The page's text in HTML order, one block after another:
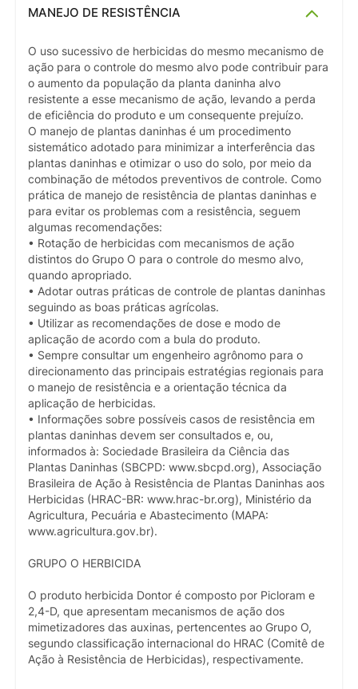
MANEJO DE RESISTÊNCIA
O uso sucessivo de herbicidas do mesmo mecanismo de
ação para o controle do mesmo alvo pode contribuir para
o aumento da população da planta daninha alvo
resistente a esse mecanismo de ação, levando a perda
de eficiência do produto e um consequente prejuízo.
O manejo de plantas daninhas é um procedimento
sistemático adotado para minimizar a interferência das
plantas daninhas e otimizar o uso do solo, por meio da
combinação de métodos preventivos de controle. Como
prática de manejo de resistência de plantas daninhas e
para evitar os problemas com a resistência, seguem
algumas recomendações:
• Rotação de herbicidas com mecanismos de ação
distintos do Grupo O para o controle do mesmo alvo,
quando apropriado.
• Adotar outras práticas de controle de plantas daninhas
seguindo as boas práticas agrícolas.
• Utilizar as recomendações de dose e modo de
aplicação de acordo com a bula do produto.
• Sempre consultar um engenheiro agrônomo para o
direcionamento das principais estratégias regionais para
o manejo de resistência e a orientação técnica da
aplicação de herbicidas.
• Informações sobre possíveis casos de resistência em
plantas daninhas devem ser consultados e, ou,
informados à: Sociedade Brasileira da Ciência das
Plantas Daninhas (SBCPD: www.sbcpd.org), Associação
Brasileira de Ação à Resistência de Plantas Daninhas aos
Herbicidas (HRAC-BR: www.hrac-br.org), Ministério da
Agricultura, Pecuária e Abastecimento (MAPA:
www.agricultura.gov.br).
GRUPO O HERBICIDA
O produto herbicida Dontor é composto por Picloram e
2,4-D, que apresentam mecanismos de ação dos
mimetizadores das auxinas, pertencentes ao Grupo O,
segundo classificação internacional do HRAC (Comitê de
Ação à Resistência de Herbicidas), respectivamente.